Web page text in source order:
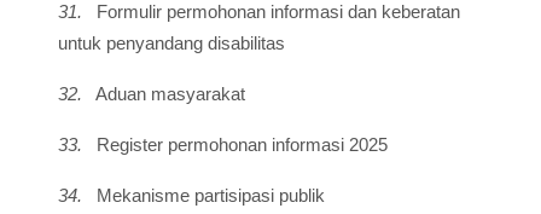
31.
Formulir permohonan informasi dan keberatan
untuk penyandang disabilitas
32. Aduan masyarakat
33. Register permohonan informasi 2025
34. Mekanisme partisipasi publik